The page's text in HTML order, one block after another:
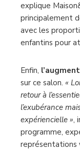
explique
principalement
avec les
enfantins pour
Enfin,
sur ce salon. «
retour à
l’exubérance
expériencielle »,
programme,
représentations